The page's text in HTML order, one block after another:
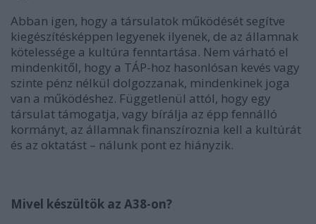
Abban igen, hogy a társulatok működését segítve
kiegészítésképpen legyenek ilyenek, de az államnak
kötelessége a kultúra fenntartása. Nem várható el
mindenkitől, hogy a TÁP-hoz hasonlósan kevés vagy
szinte pénz nélkül dolgozzanak, mindenkinek joga
van a működéshez. Függetlenül attól, hogy egy
társulat támogatja, vagy bírálja az épp fennálló
kormányt, az államnak finanszíroznia kell a kultúrát
és az oktatást – nálunk pont ez hiányzik.
Mivel készültök az A38-on?